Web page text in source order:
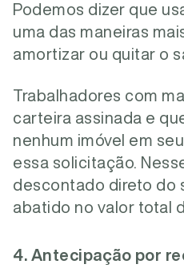
Podemos dizer que
uma das maneiras
amortizar ou quitar o
Trabalhadores com
carteira assinada e
nenhum imóvel em
essa solicitação.
descontado direto do
abatido no valor total
4. Antecipação por